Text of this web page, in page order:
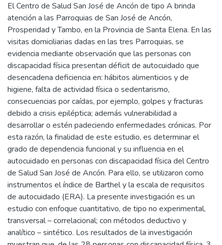
El Centro de Salud San José de Ancón de tipo A brinda
atención a las Parroquias de San José de Ancón,
Prosperidad y Tambo, en la Provincia de Santa Elena. En las
visitas domiciliarias dadas en las tres Parroquias, se
evidencia mediante observación que las personas con
discapacidad física presentan déficit de autocuidado que
desencadena deficiencia en: hábitos alimenticios y de
higiene, falta de actividad física o sedentarismo,
consecuencias por caídas, por ejemplo, golpes y fracturas
debido a crisis epiléptica; además vulnerabilidad a
desarrollar o estén padeciendo enfermedades crónicas. Por
esta razón, la finalidad de este estudio, es determinar el
grado de dependencia funcional y su influencia en el
autocuidado en personas con discapacidad física del Centro
de Salud San José de Ancón. Para ello, se utilizaron como
instrumentos el índice de Barthel y la escala de requisitos
de autocuidado (ERA). La presente investigación es un
estudio con enfoque cuantitativo, de tipo no experimental,
transversal – correlacional; con métodos deductivo y
analítico – sintético. Los resultados de la investigación